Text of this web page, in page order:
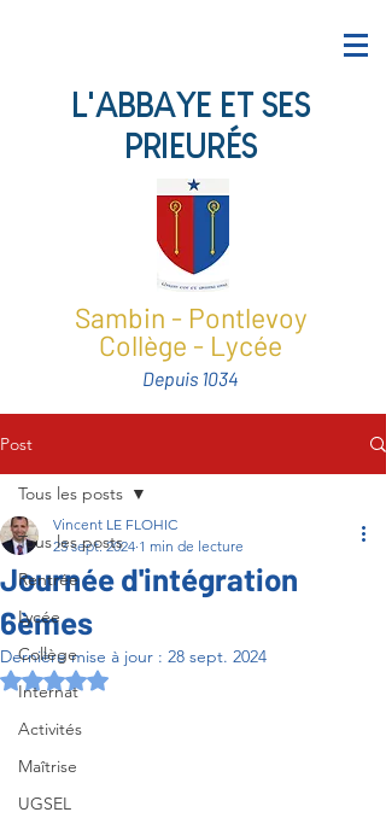
L'ABBAYE ET SES
PRIEURÉS
Sambin - Pontlevoy
Collège - Lycée
Depuis 1034
Post
Tous les posts
Rentrée
Lycée
Collège
Internat
Activités
Maîtrise
UGSEL
Tous les posts
Journée d'intégration
6èmes
Vincent LE FLOHIC
23 sept. 2024 1 min de lecture
Dernière mise à jour : 28 sept. 2024
Noté NaN étoiles sur 5.